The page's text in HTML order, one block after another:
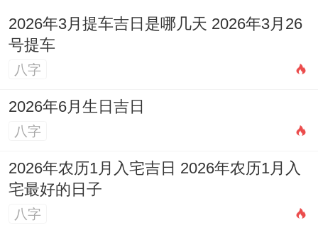
2026年3月提车吉日是哪几天 2026年3月26
号提车
八字
2026年6月生日吉日
八字
2026年农历1月入宅吉日 2026年农历1月入
宅最好的日子
八字